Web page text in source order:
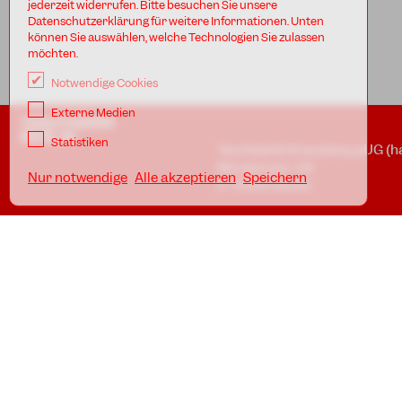
TANZFABRIK
BERLIN
Tanzfabrik Kreuzberg gUG
Möckernstr. 68
D-10965 Berlin
jederzeit widerrufen. Bitte besuchen Sie unsere
Datenschutzerklärung für weitere Informationen. Unten
können Sie auswählen, welche Technologien Sie zulassen
möchten.
Notwendige Cookies
Externe Medien
Statistiken
Nur notwendige Alle akzeptieren Speichern